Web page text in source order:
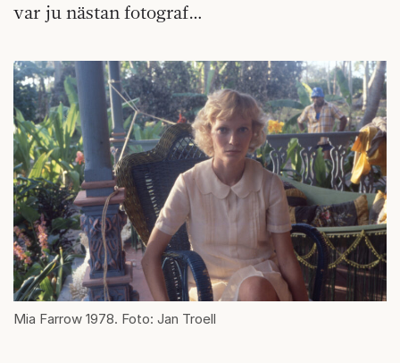
var ju nästan fotograf…
Mia Farrow 1978. Foto: Jan Troell